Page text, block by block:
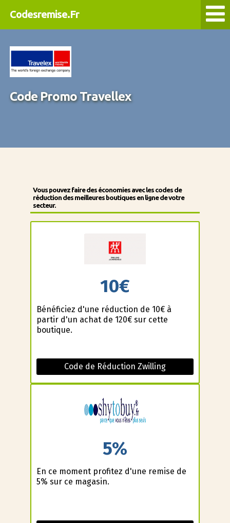
Codesremise.Fr
Code Promo Travellex
Vous pouvez faire des économies avec les codes de
réduction des meilleures boutiques en ligne de votre
secteur.
10€
Bénéficiez d'une réduction de 10€ à
partir d'un achat de 120€ sur cette
boutique.
Code de Réduction Zwilling
5%
En ce moment profitez d'une remise de
5% sur ce magasin.